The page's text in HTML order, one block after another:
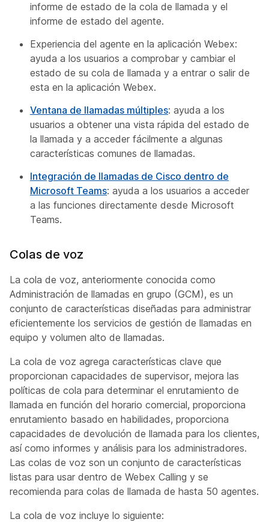
informe de estado de la cola de llamada y el
informe de estado del agente.
Experiencia del agente en la aplicación Webex:
ayuda a los usuarios a comprobar y cambiar el
estado de su cola de llamada y a entrar o salir de
esta en la aplicación Webex.
Ventana de llamadas múltiples: ayuda a los
usuarios a obtener una vista rápida del estado de
la llamada y a acceder fácilmente a algunas
características comunes de llamadas.
Integración de llamadas de Cisco dentro de
Microsoft Teams: ayuda a los usuarios a acceder
a las funciones directamente desde Microsoft
Teams.
Colas de voz
La cola de voz, anteriormente conocida como
Administración de llamadas en grupo (GCM), es un
conjunto de características diseñadas para administrar
eficientemente los servicios de gestión de llamadas en
equipo y volumen alto de llamadas.
La cola de voz agrega características clave que
proporcionan capacidades de supervisor, mejora las
políticas de cola para determinar el enrutamiento de
llamada en función del horario comercial, proporciona
enrutamiento basado en habilidades, proporciona
capacidades de devolución de llamada para los clientes,
así como informes y análisis para los administradores.
Las colas de voz son un conjunto de características
listas para usar dentro de Webex Calling y se
recomienda para colas de llamada de hasta 50 agentes.
La cola de voz incluye lo siguiente: